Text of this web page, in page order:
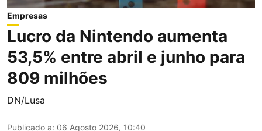
Empresas
Lucro da Nintendo aumenta
53,5% entre abril e junho para
809 milhões
DN/Lusa
Publicado a: 06 Agosto 2026, 10:40